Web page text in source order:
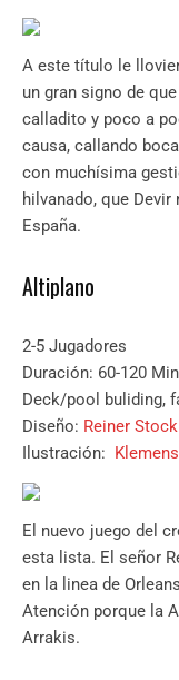
A este título le
un gran signo de
calladito y poco a
causa, callando
con muchísima
hilvanado, que
España.
Altiplano
2-5 Jugadores
Duración: 60-120
Deck/pool buliding,
Diseño: Reiner
Ilustración:
El nuevo juego del
esta lista. El señor
en la linea de
Atención porque la
Arrakis.